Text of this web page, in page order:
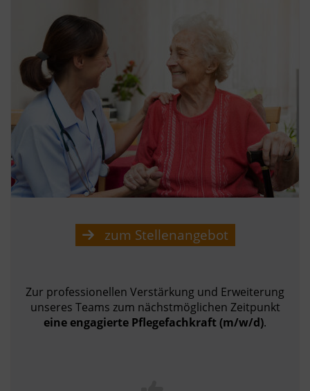
zum Stellenangebot
Zur professionellen Verstärkung und Erweiterung
unseres Teams zum nächstmöglichen Zeitpunkt
eine engagierte Pflegefachkraft (m/w/d).